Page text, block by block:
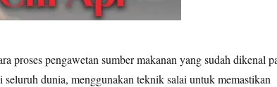
proses pengawetan sumber makanan yang sudah dikenal
seluruh dunia, menggunakan teknik salai untuk memastikan